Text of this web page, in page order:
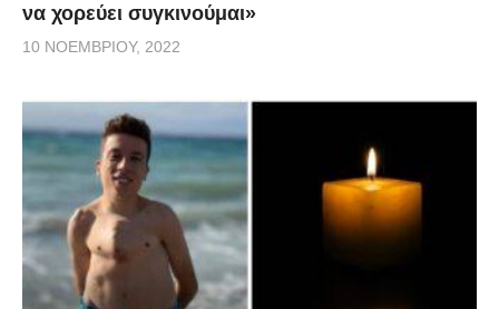
να χορεύει συγκινούμαι»
10 ΝΟΕΜΒΡΊΟΥ, 2022